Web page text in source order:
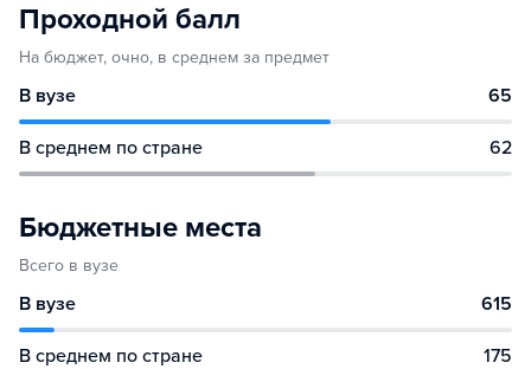
Проходной балл
На бюджет, очно, в среднем за предмет
В вузе 65
В среднем по стране 62
Бюджетные места
Всего в вузе
В вузе 615
В среднем по стране 175